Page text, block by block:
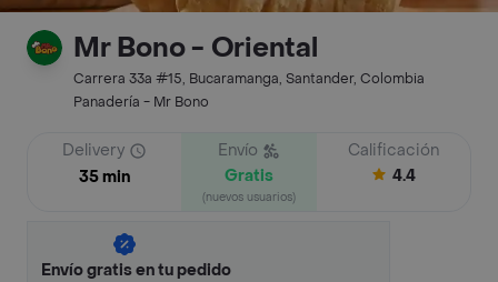
Mr Bono - Oriental
Carrera 33a #15, Bucaramanga, Santander, Colombia
Panadería - Mr Bono
Delivery
35 min
Envío
Gratis
(nuevos usuarios)
Calificación
4.4
Envío gratis en tu pedido